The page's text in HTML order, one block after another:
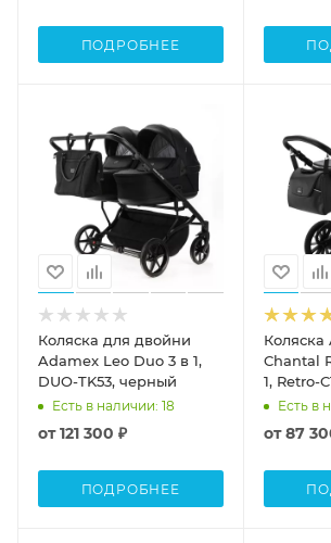
ПОДРОБНЕЕ
Коляска для двойни
Adamex Leo Duo 3 в 1,
DUO-TK53, черный
Есть в наличии: 18
от121 300 ₽
ПОДРОБНЕЕ
Коляска
Chantal
1, Retro-
Есть в
от87